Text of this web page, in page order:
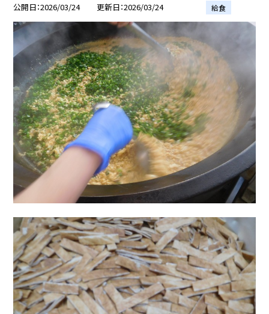
公開日 2026/03/24 更新日 2026/03/24 給食